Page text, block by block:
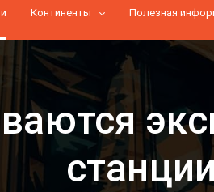
Континенты Полезная